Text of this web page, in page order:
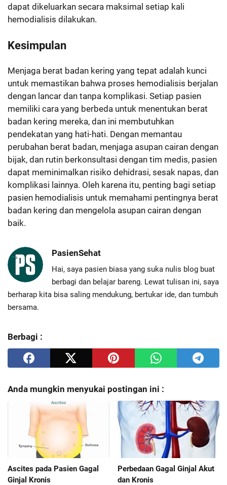
dapat dikeluarkan secara maksimal setiap kali
hemodialisis dilakukan.
Kesimpulan
Menjaga berat badan kering yang tepat adalah kunci
untuk memastikan bahwa proses hemodialisis berjalan
dengan lancar dan tanpa komplikasi. Setiap pasien
memiliki cara yang berbeda untuk menentukan berat
badan kering mereka, dan ini membutuhkan
pendekatan yang hati-hati. Dengan memantau
perubahan berat badan, menjaga asupan cairan dengan
bijak, dan rutin berkonsultasi dengan tim medis, pasien
dapat meminimalkan risiko dehidrasi, sesak napas, dan
komplikasi lainnya. Oleh karena itu, penting bagi setiap
pasien hemodialisis untuk memahami pentingnya berat
badan kering dan mengelola asupan cairan dengan
baik.
PasienSehat
Hai, saya pasien biasa yang suka nulis blog buat
berbagi dan belajar bareng. Lewat tulisan ini, saya
berharap kita bisa saling mendukung, bertukar ide, dan tumbuh
bersama.
Berbagi :
Anda mungkin menyukai postingan ini :
Ascites pada Pasien Gagal
Ginjal Kronis
Perbedaan Gagal Ginjal Akut
dan Kronis